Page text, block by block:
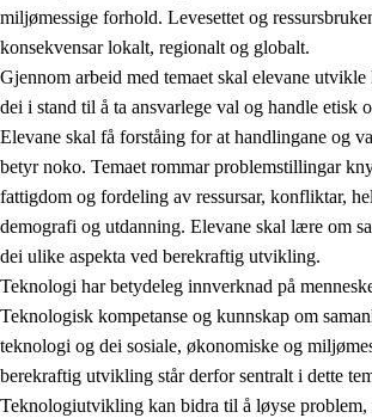
2. Prinsipp for læring, utvikling og
2.1 Sosial læring og utvikling
2.2 Kompetanse i faga
2.3 Grunnleggjande ferdigheiter
2.4 Å lære å lære
Tverrfaglege tema
2.5 Tverrfaglege tema
2.5.1 Folkehelse og livsmeistring
2.5.2 Demokrati og medborgarskap
miljømessige forhold. Levesettet og
konsekvensar lokalt, regionalt og globalt.
Gjennom arbeid med temaet skal elevane utvikle
dei i stand til å ta ansvarlege val og handle etisk
Elevane skal få forståing for at handlingane og
betyr noko. Temaet rommar problemstillingar
fattigdom og fordeling av ressursar, konfliktar,
demografi og utdanning. Elevane skal lære om
dei ulike aspekta ved berekraftig utvikling.
Teknologi har betydeleg innverknad på
Teknologisk kompetanse og kunnskap om
teknologi og dei sosiale, økonomiske og
berekraftig utvikling står derfor sentralt i dette
Teknologiutvikling kan bidra til å løyse problem,